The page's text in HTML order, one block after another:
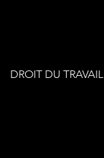
DROIT DU TRAVAIL